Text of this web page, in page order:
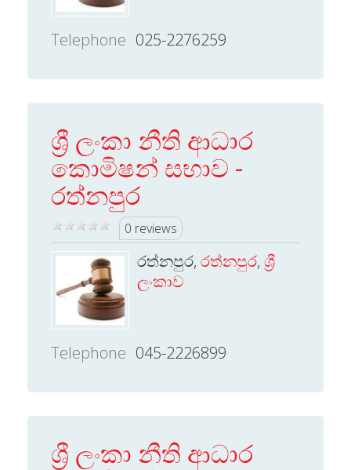
Telephone 025-2276259
ශ්‍රී ලංකා නීති ආධාර
කොමිෂන් සභාව -
රත්නපුර
0 reviews
රත්නපුර, රත්නපුර, ශ්‍රී
ලංකාව
Telephone 045-2226899
ශ්‍රී ලංකා නීති ආධාර